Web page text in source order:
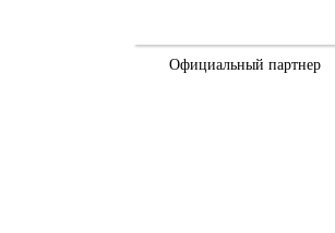
Официальный партнер